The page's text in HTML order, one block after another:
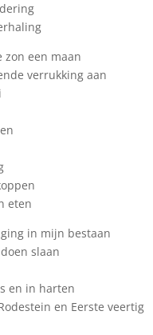
zon een maan
verrukking aan
eten
in mijn bestaan
slaan
en in harten
en Eerste veertig